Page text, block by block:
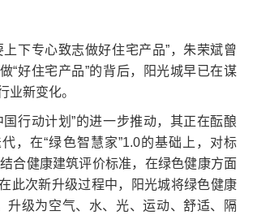
下专心致志做好住宅产品”，朱荣斌曾
“好住宅产品”的背后，阳光城早已在谋
业新变化。
行动计划”的进一步推动，其正在酝酿
，在“绿色智慧家”1.0的基础上，对标
合健康建筑评价标准，在绿色健康方面
此次新升级过程中，阳光城将绿色健康
升级为空气、水、光、运动、舒适、隔